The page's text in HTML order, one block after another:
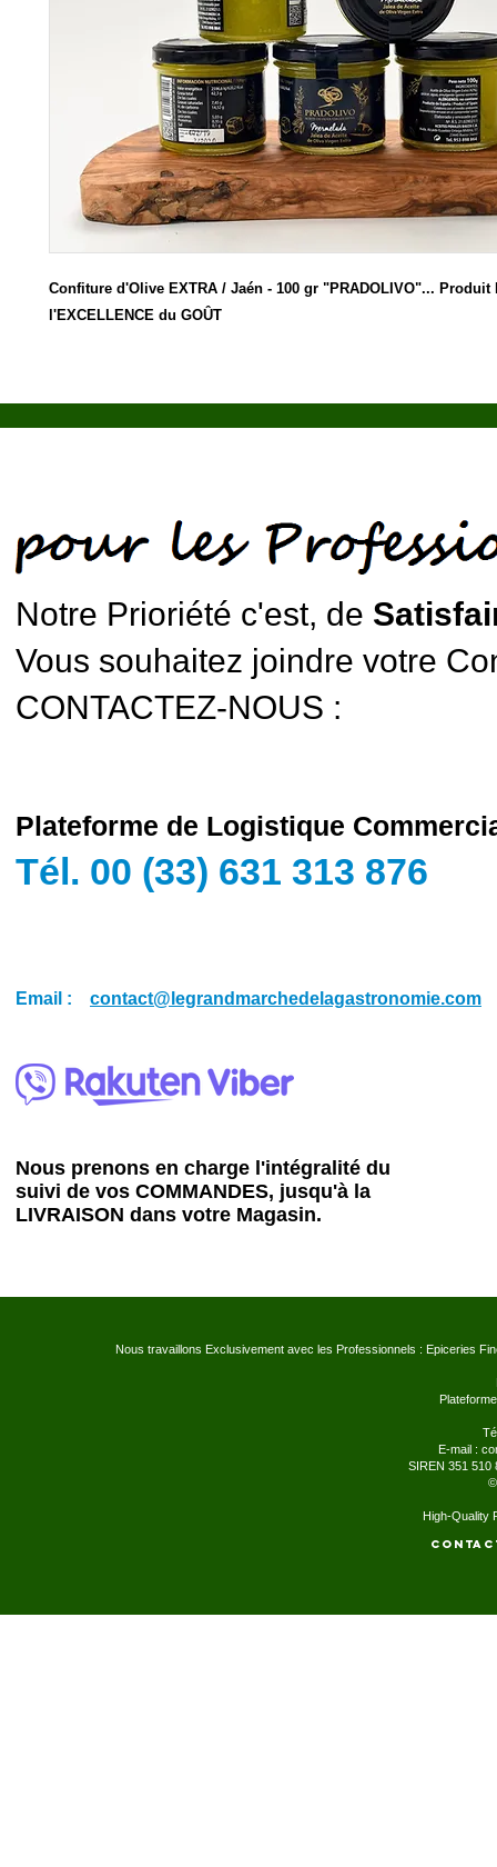
Confiture d'Olive EXTRA / Jaén - 100 gr "PRADOLIVO"... Produit
l'EXCELLENCE du GOÛT
Notre Prioriété c'est, de
Vous souhaitez joindre votre
CONTACTEZ-NOUS :
Plateforme de Logistique
Tél. 00 (33) 631 313 876
Email : contact@legrandmarchedelagastronomie.com
Nous prenons en charge l'intégralité du
suivi de vos COMMANDES, jusqu'à la
LIVRAISON dans votre Magasin.
Nous travaillons Exclusivement avec les Professionnels : Epiceries
E-mail :
SIREN 351
©
High-Quality